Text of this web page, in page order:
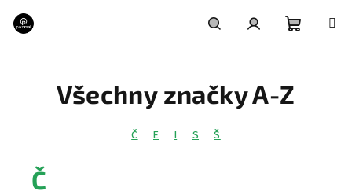
obsah
košík
Všechny značky A-Z
Č E I S Š
Č